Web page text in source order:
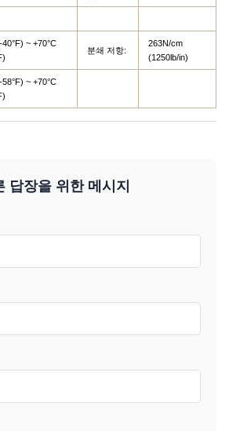
~ +70°C
분쇄 저항:
263N/cm
(1250lb/in)
~ +70°C
답장을 위한 메시지